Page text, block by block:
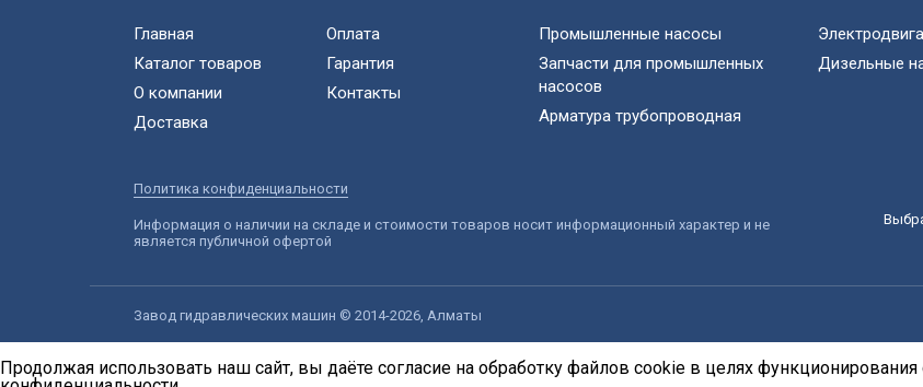
Главная
Каталог товаров
О компании
Доставка
Оплата
Гарантия
Контакты
Промышленные насосы
Запчасти для промышленных
насосов
Арматура трубопроводная
Дизельные
Политика конфиденциальности
Информация о наличии на складе и стоимости товаров носит информационный характер и не
является публичной офертой
Завод гидравлических машин © 2014-2026, Алматы
Продолжая использовать наш сайт, вы даёте согласие на обработку файлов cookie в целях функционирования